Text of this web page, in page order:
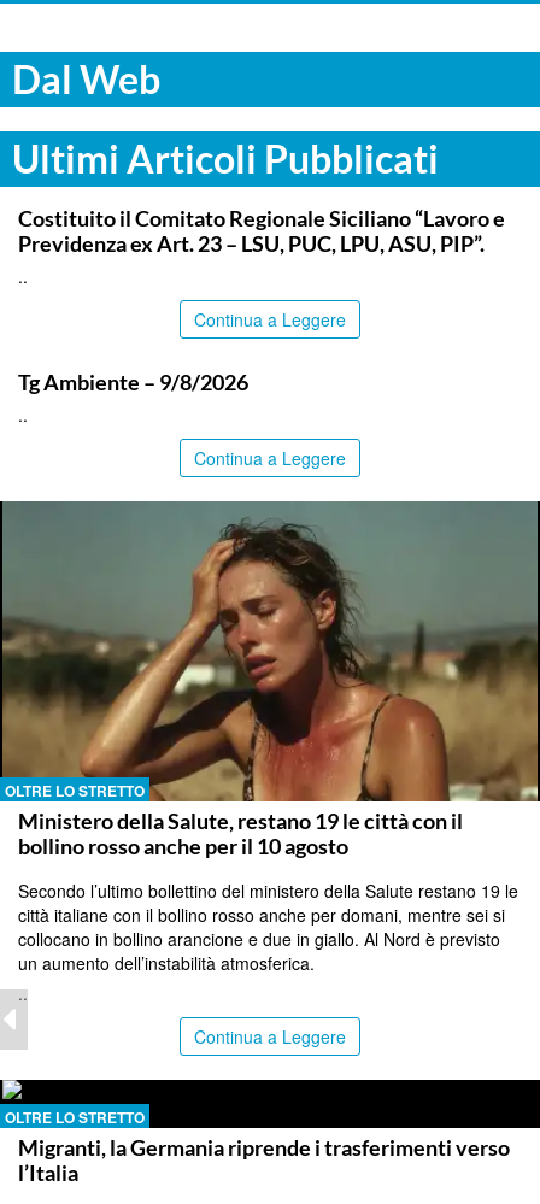
Dal Web
Ultimi Articoli Pubblicati
COMMUNITY
Costituito il Comitato Regionale Siciliano “Lavoro e
Previdenza ex Art. 23 – LSU, PUC, LPU, ASU, PIP”.
..
Continua a Leggere
Tg Ambiente – 9/8/2026
..
Continua a Leggere
OLTRE LO STRETTO
Ministero della Salute, restano 19 le città con il
bollino rosso anche per il 10 agosto
Secondo l’ultimo bollettino del ministero della Salute restano 19 le
città italiane con il bollino rosso anche per domani, mentre sei si
collocano in bollino arancione e due in giallo. Al Nord è previsto
un aumento dell’instabilità atmosferica.
..
Continua a Leggere
OLTRE LO STRETTO
Migranti, la Germania riprende i trasferimenti verso
l’Italia